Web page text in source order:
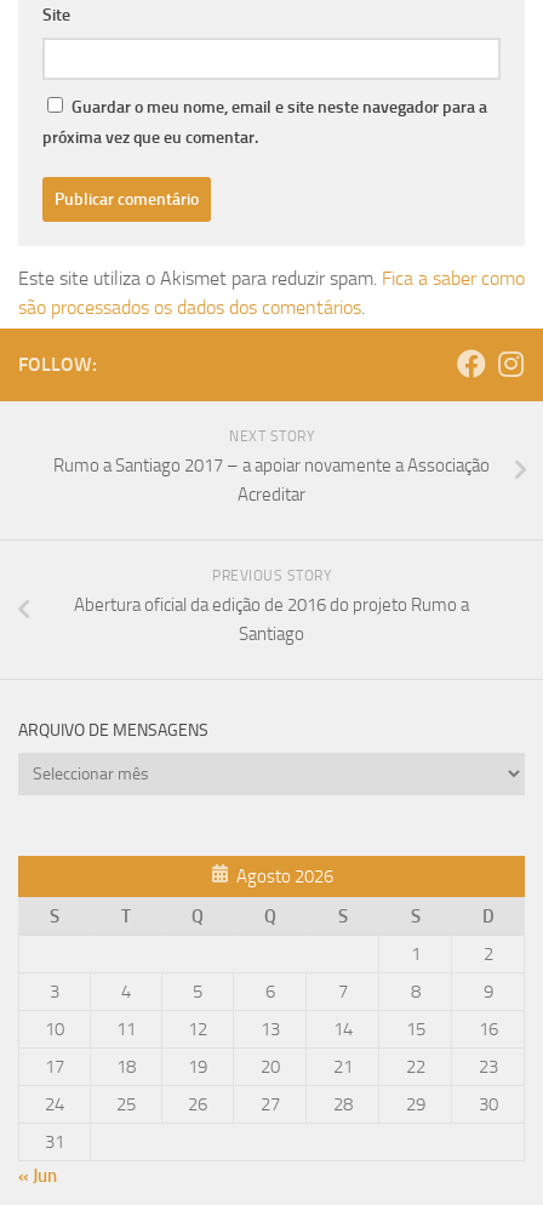
Site
Guardar o meu nome, email e site neste navegador para a
próxima vez que eu comentar.
Este site utiliza o Akismet para reduzir spam. Fica a saber como
são processados os dados dos comentários
FOLLOW:
NEXT STORY
Rumo a Santiago 2017 – a apoiar novamente a Associação
Acreditar
PREVIOUS STORY
Abertura oficial da edição de 2016 do projeto Rumo a
Santiago
ARQUIVO DE MENSAGENS
Arquivo
Agosto 2026
S
T Q Q S S
D
1
2
3
4 5 6 7 8
9
10
11 12 13 14 15
16
17
18 19 20 21 22
23
24
25 26 27 28 29
30
31
« Jun